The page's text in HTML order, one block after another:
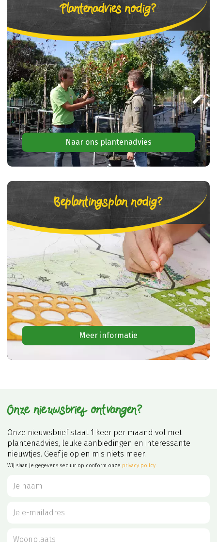
Plantenadvies nodig?
Naar ons plantenadvies
Beplantingsplan nodig?
Meer informatie
Onze nieuwsbrief ontvangen?
Onze nieuwsbrief staat 1 keer per maand vol met
plantenadvies, leuke aanbiedingen en interessante
nieuwtjes. Geef je op en mis niets meer.
Wij slaan je gegevens secuur op conform onze privacy policy.